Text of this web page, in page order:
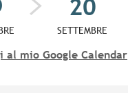
20
SETTEMBRE
al mio Google Calendar